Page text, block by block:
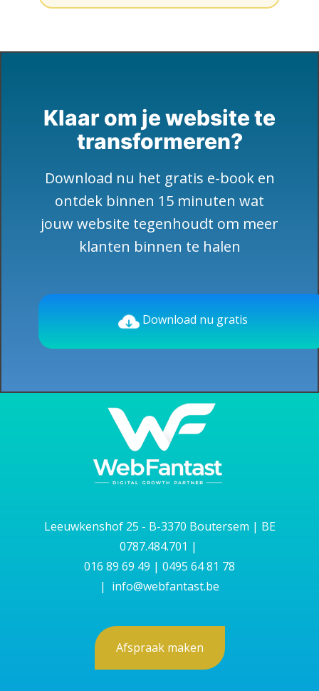
Klaar om je website te
transformeren?
Download nu het gratis e-book en
ontdek binnen 15 minuten wat
jouw website tegenhoudt om meer
klanten binnen te halen
Download nu gratis
Leeuwkenshof 25 - B-3370 Boutersem | BE
0787.484.701 |
016 89 69 49 | 0495 64 81 78
| info@webfantast.be
Afspraak maken